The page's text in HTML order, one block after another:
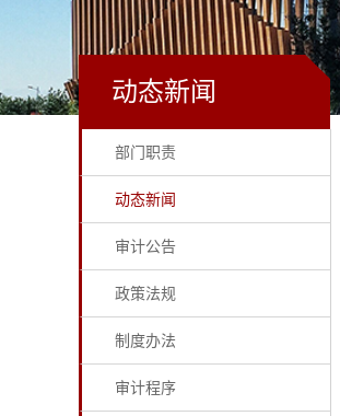
动态新闻
部门职责
动态新闻
审计公告
政策法规
制度办法
审计程序